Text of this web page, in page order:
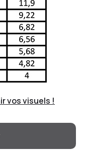
vos visuels !